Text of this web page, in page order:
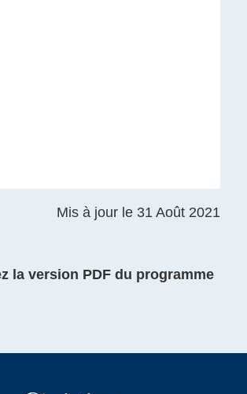
Mis à jour le 31 Août 2021
la version PDF du programme